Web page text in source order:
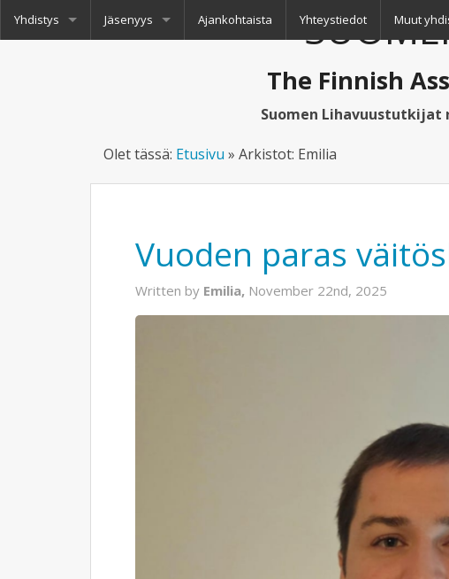
Yhdistys Jäsenyys Ajankohtaista Yhteystiedot Muut
The Finnish
Suomen Lihavuustutkijat
Olet tässä: Etusivu » Arkistot: Emilia
Vuoden paras
Written by Emilia, November 22nd, 2025